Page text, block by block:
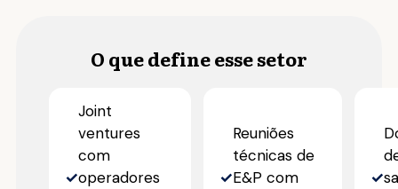
O que define esse setor
✓
Joint
ventures
com
operadores
✓
Reuniões
técnicas de
E&P com
✓